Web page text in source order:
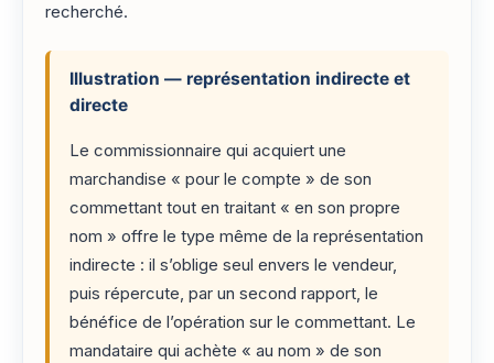
recherché.
Illustration — représentation indirecte et
directe
Le commissionnaire qui acquiert une
marchandise « pour le compte » de son
commettant tout en traitant « en son propre
nom » offre le type même de la représentation
indirecte : il s’oblige seul envers le vendeur,
puis répercute, par un second rapport, le
bénéfice de l’opération sur le commettant. Le
mandataire qui achète « au nom » de son